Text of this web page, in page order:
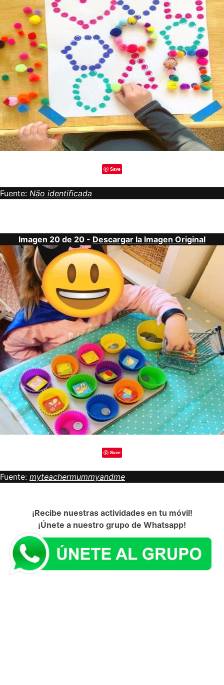
Save
Fuente: Não identificada
Imagen 20 de 20 - Descargar la Imagen Original
Save
Fuente: myteachermummyandme
¡Recibe nuestras actividades en tu móvil!
¡Únete a nuestro grupo de Whatsapp!